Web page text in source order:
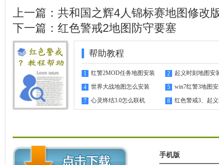
上一篇： 共和国之辉4人锦标赛地图修改
下一篇： 红色警戒2地图防守要塞
帮助教程
1
红警2MOD任务地图安装
指南
2 起义时刻地图安
4 世界大战地图怎么安装 5 win7红警3地图
7 心灵终结3.0怎么联机 8
红色警戒3、起
手机版